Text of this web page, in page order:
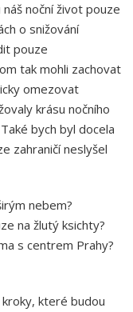
noční život pouze
o snižování
pouze
tak mohli zachovat
omezovat
krásu nočního
bych byl docela
zahraničí neslyšel
nebem?
na žlutý ksichty?
s centrem Prahy?
které budou